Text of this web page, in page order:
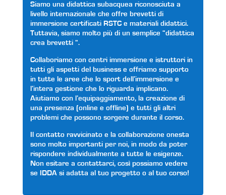
Siamo una didattica subacquea riconosciuta a
livello internazionale che offre brevetti di
immersione certificati RSTC e materiali didattici.
Tuttavia, siamo molto più di un semplice “didattica
crea brevetti “.
Collaboriamo con centri immersione e istruttori in
tutti gli aspetti del business e offriamo supporto
in tutte le aree che lo sport dell’immersione e
l’intera gestione che lo riguarda implicano.
Aiutiamo con l’equipaggiamento, la creazione di
una presenza (online e offline) e tutti gli altri
problemi che possono sorgere durante il corso.
Il contatto ravvicinato e la collaborazione onesta
sono molto importanti per noi, in modo da poter
rispondere individualmente a tutte le esigenze.
Non esitare a contattarci, così possiamo vedere
se IDDA si adatta al tuo progetto o al tuo corso!